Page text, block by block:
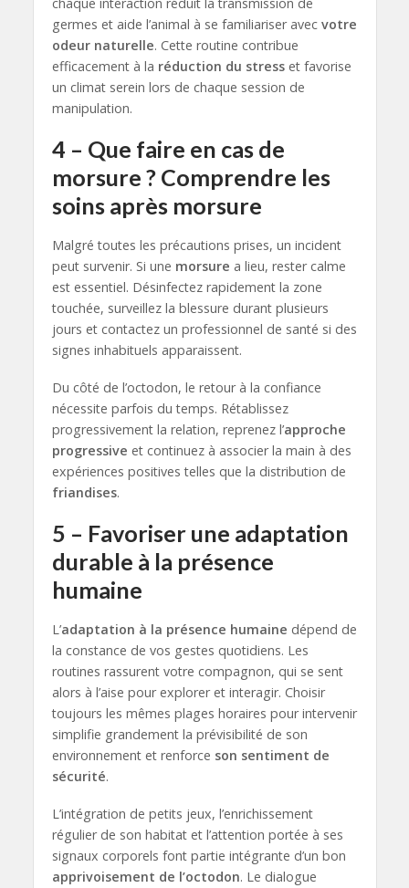
chaque interaction réduit la transmission de
germes et aide l’animal à se familiariser avec votre
odeur naturelle. Cette routine contribue
efficacement à la réduction du stresset favorise
un climat serein lors de chaque session de
manipulation.
4 – Que faire en cas de
morsure ? Comprendre les
soins après morsure
Malgré toutes les précautions prises, un incident
peut survenir. Si une morsure a lieu, rester calme
est essentiel. Désinfectez rapidement la zone
touchée, surveillez la blessure durant plusieurs
jours et contactez un professionnel de santé si des
signes inhabituels apparaissent.
Du côté de l’octodon, le retour à la confiance
nécessite parfois du temps. Rétablissez
progressivement la relation, reprenez l’approche
progressive et continuez à associer la main à des
expériences positives telles que la distribution de
friandises.
5 – Favoriser une adaptation
durable à la présence
humaine
L’adaptation à la présence humaine dépend de
la constance de vos gestes quotidiens. Les
routines rassurent votre compagnon, qui se sent
alors à l’aise pour explorer et interagir. Choisir
toujours les mêmes plages horaires pour intervenir
simplifie grandement la prévisibilité de son
environnement et renforce son sentiment de
sécurité.
L’intégration de petits jeux, l’enrichissement
régulier de son habitat et l’attention portée à ses
signaux corporels font partie intégrante d’un bon
apprivoisement de l’octodon. Le dialogue